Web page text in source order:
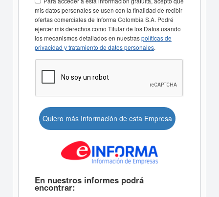
mis datos personales se usen con la finalidad de recibir
ofertas comerciales de Informa Colombia S.A. Podré
ejercer mis derechos como Titular de los Datos usando
los mecanismos detallados en nuestraspolíticas de
privacidad y tratamiento de datos personales.
Quiero más Información de esta Empresa
En nuestros informes podrá
encontrar: